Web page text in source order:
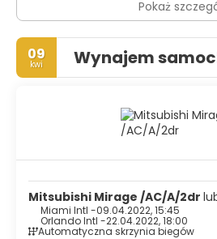
Pokaż
09
kwi Wynajem
Mitsubishi Mirage /AC/A/2dr
Miami Intl -09.04.2022, 15:45
Orlando Intl -22.04.2022, 18:00
Automatyczna skrzynia biegów